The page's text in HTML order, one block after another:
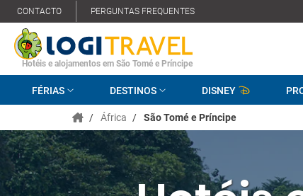
CONTACTO PERGUNTAS FREQUENTES
Hotéis e alojamentos em São Tomé e Príncipe
FÉRIAS DESTINOS DISNEY
/ África / São Tomé e Príncipe